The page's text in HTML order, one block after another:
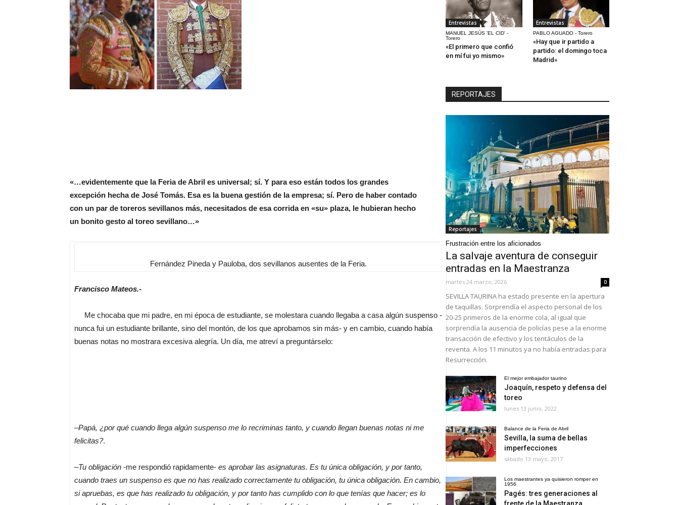
«…evidentemente que la Feria de Abril es universal; sí. Y para eso están todos los grandes
excepción hecha de José Tomás. Esa es la buena gestión de la empresa; sí. Pero de haber contado
con un par de toreros sevillanos más, necesitados de esa corrida en «su» plaza, le hubieran hecho
un bonito gesto al toreo sevillano…»
Fernández Pineda y Pauloba, dos sevillanos ausentes de la Feria.
Francisco Mateos.-
Me chocaba que mi padre, en mi época de estudiante, se molestara cuando llegaba a casa algún suspenso -
nunca fui un estudiante brillante, sino del montón, de los que aprobamos sin más- y en cambio, cuando había
buenas notas no mostrara excesiva alegría. Un día, me atreví a preguntárselo:
–Papá, ¿por qué cuando llega algún suspenso me lo recriminas tanto, y cuando llegan buenas notas ni me
felicitas?.
–Tu obligación -me respondió rapidamente- es aprobar las asignaturas. Es tu única obligación, y por tanto,
cuando traes un suspenso es que no has realizado correctamente tu obligación, tu única obligación. En cambio,
si apruebas, es que has realizado tu obligación, y por tanto has cumplido con lo que tenías que hacer; es lo
Entrevistas
MANUEL JESÚS 'EL CID' -
Torero
«El primero que confió
en mí fui yo mismo»
Entrevistas
PABLO AGUADO - Torero
«Hay que ir partido a
partido: el domingo toca
Madrid»
REPORTAJES
Reportajes
Frustración entre los aficionados
La salvaje aventura de conseguir
entradas en la Maestranza
martes 24 marzo, 2026 0
SEVILLA TAURINA ha estado presente en la apertura
de taquillas. Sorprendía el aspecto personal de los
20-25 primeros de la enorme cola, al igual que
sorprendía la ausencia de policías pese a la enorme
transacción de efectivo y los tentáculos de la
reventa. A los 11 minutos ya no había entradas para
Resurrección.
El mejor embajador taurino
Joaquín, respeto y defensa del
toreo
lunes 13 junio, 2022
Balance de la Feria de Abril
Sevilla, la suma de bellas
imperfecciones
sábado 13 mayo, 2017
Los maestrantes ya quisieron romper en
1956
Pagés: tres generaciones al